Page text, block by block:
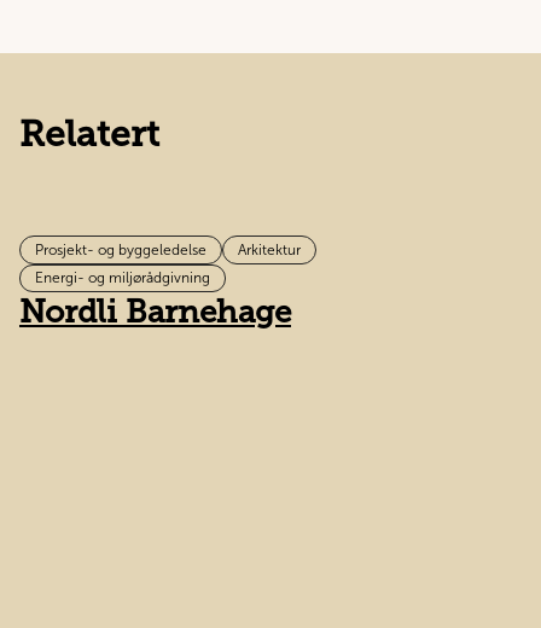
Relatert
Prosjekt- og byggeledelse
Arkitektur
Energi- og miljørådgivning
Nordli Barnehage